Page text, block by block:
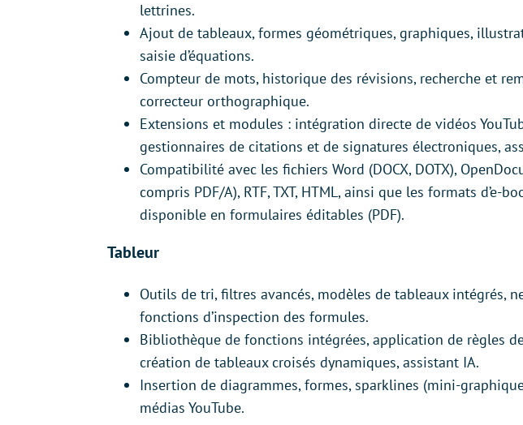
lettrines.
Ajout de tableaux, formes géométriques, graphiques,
saisie d’équations.
Compteur de mots, historique des révisions, recherche et
correcteur orthographique.
Extensions et modules : intégration directe de vidéos
gestionnaires de citations et de signatures électroniques,
Compatibilité avec les fichiers Word (DOCX, DOTX),
compris PDF/A), RTF, TXT, HTML, ainsi que les formats d’e-
disponible en formulaires éditables (PDF).
Tableur
Outils de tri, filtres avancés, modèles de tableaux intégrés,
fonctions d’inspection des formules.
Bibliothèque de fonctions intégrées, application de règles
création de tableaux croisés dynamiques, assistant IA.
Insertion de diagrammes, formes, sparklines (mini-
médias YouTube.